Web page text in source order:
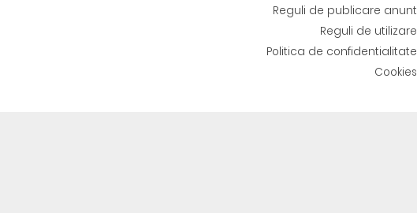
Reguli de publicare anunt
Reguli de utilizare
Politica de confidentialitate
Cookies